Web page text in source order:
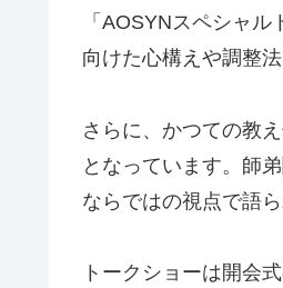
「AOSYNスペシャ
向けた心構えや調整
さらに、かつての教
となっています。師
ならではの視点で語
トークショーは開会